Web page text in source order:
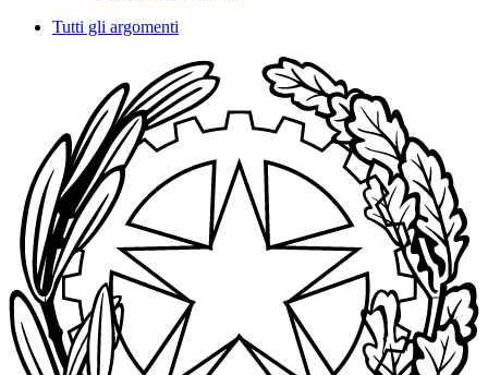
Tutti gli argomenti